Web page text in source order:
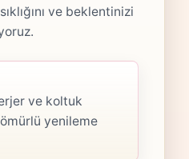
ve beklentinizi
ve koltuk
yenileme